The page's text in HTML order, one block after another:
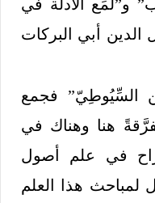
و”لُمَع الأدلة في
الدين أبي البركات
السِّيُوطِيّ” فجمع
هنا وهناك في
في علم أصول
لمباحث هذا العلم